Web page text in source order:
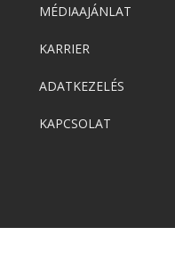
MÉDIAAJÁNLAT
KARRIER
ADATKEZELÉS
KAPCSOLAT